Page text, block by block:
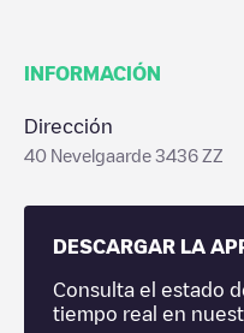
INFORMACIÓN
Dirección
40 Nevelgaarde 3436 ZZ
DESCARGAR LA
Consulta el estado
tiempo real en